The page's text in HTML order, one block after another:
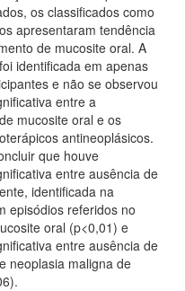
os classificados como
apresentaram tendência
de mucosite oral. A
identificada em apenas
e não se observou
entre a
mucosite oral e os
antineoplásicos.
que houve
entre ausência de
identificada na
episódios referidos no
oral (p<0,01) e
entre ausência de
neoplasia maligna de